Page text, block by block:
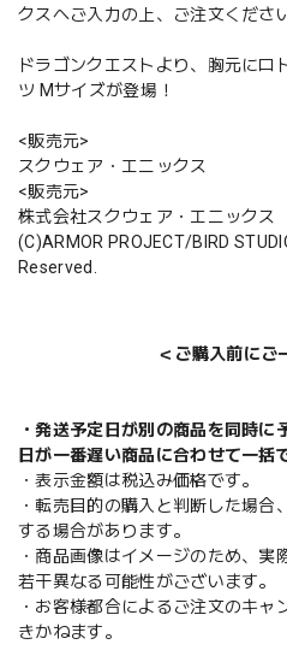
クスへご入力の上、ご注文くださ
ドラゴンクエストより、胸元にロ
ツ Mサイズが登場！
<販売元>
スクウェア・エニックス
<販売元>
株式会社スクウェア・エニックス
(C)ARMOR PROJECT/BIRD
Reserved.
＜ご購入前にご
・発送予定日が別の商品を同時
日が一番遅い商品に合わせて一括
・表示金額は税込み価格です。
・転売目的の購入と判断した場
する場合があります。
・商品画像はイメージのため、
若干異なる可能性がございます。
・お客様都合によるご注文のキ
きかねます。